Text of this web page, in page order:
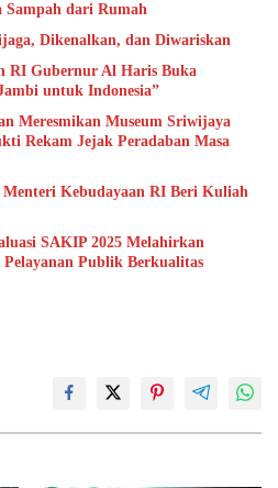
Sampah dari Rumah
Dikenalkan, dan Diwariskan
RI Gubernur Al Haris Buka
untuk Indonesia”
Meresmikan Museum Sriwijaya
Rekam Jejak Peradaban Masa
Kebudayaan RI Beri Kuliah
SAKIP 2025 Melahirkan
Publik Berkualitas